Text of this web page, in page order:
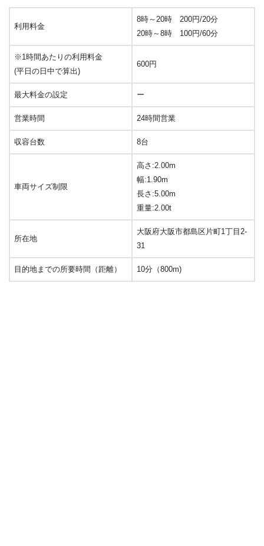
利用料金
8時～20時 200円/20分
20時～8時 100円/60分
※1時間あたりの利用料金
(平日の日中で算出)
600円
最大料金の設定 ー
営業時間 24時間営業
収容台数 8台
車両サイズ制限
高さ:2.00m
幅:1.90m
長さ:5.00m
重量:2.00t
所在地
大阪府大阪市都島区片町1丁目2-
31
目的地までの所要時間（距離） 10分（800m)